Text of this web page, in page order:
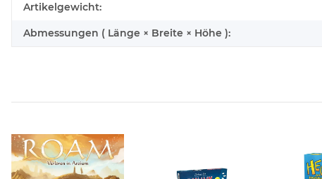
Artikelgewicht:
Abmessungen ( Länge × Breite × Höhe ):